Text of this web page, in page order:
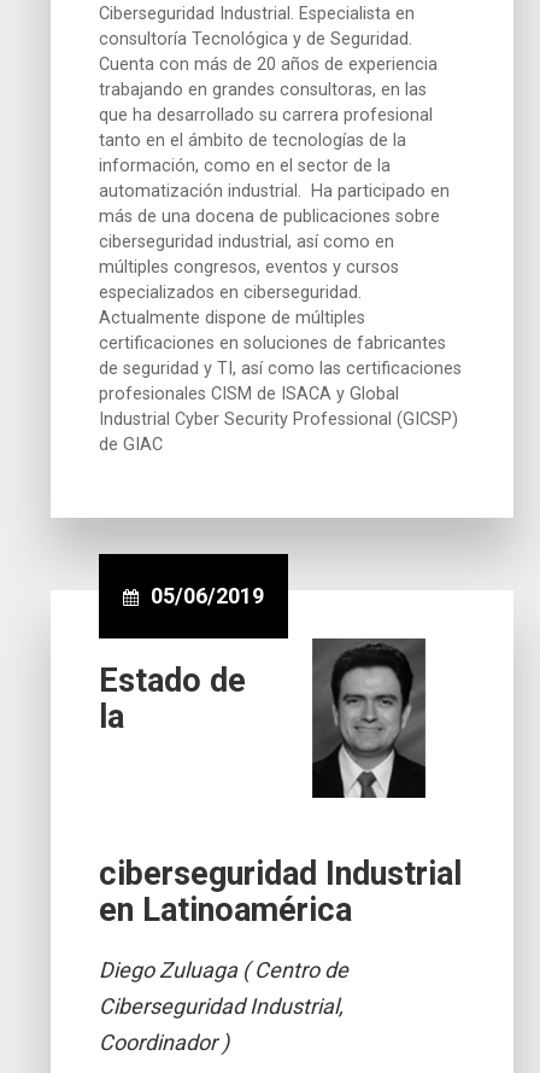
Ciberseguridad Industrial. Especialista en
consultoría Tecnológica y de Seguridad.
Cuenta con más de 20 años de experiencia
trabajando en grandes consultoras, en las
que ha desarrollado su carrera profesional
tanto en el ámbito de tecnologías de la
información, como en el sector de la
automatización industrial. Ha participado en
más de una docena de publicaciones sobre
ciberseguridad industrial, así como en
múltiples congresos, eventos y cursos
especializados en ciberseguridad.
Actualmente dispone de múltiples
certificaciones en soluciones de fabricantes
de seguridad y TI, así como las certificaciones
profesionales CISM de ISACA y Global
Industrial Cyber Security Professional (GICSP)
de GIAC
05/06/2019
Estado de
la
ciberseguridad Industrial
en Latinoamérica
Diego Zuluaga ( Centro de
Ciberseguridad Industrial,
Coordinador )